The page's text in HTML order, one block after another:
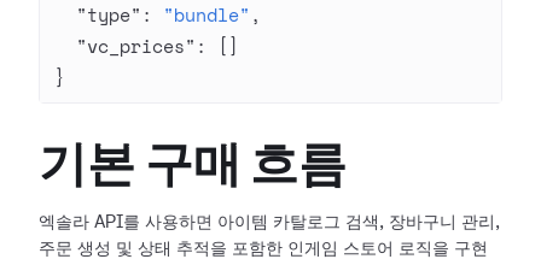
  "type"
: "bundle" ,
  "vc_prices"
: []
}
기본 구매 흐름
엑솔라 API를 사용하면 아이템 카탈로그 검색, 장바구니 관리,
주문 생성 및 상태 추적을 포함한 인게임 스토어 로직을 구현